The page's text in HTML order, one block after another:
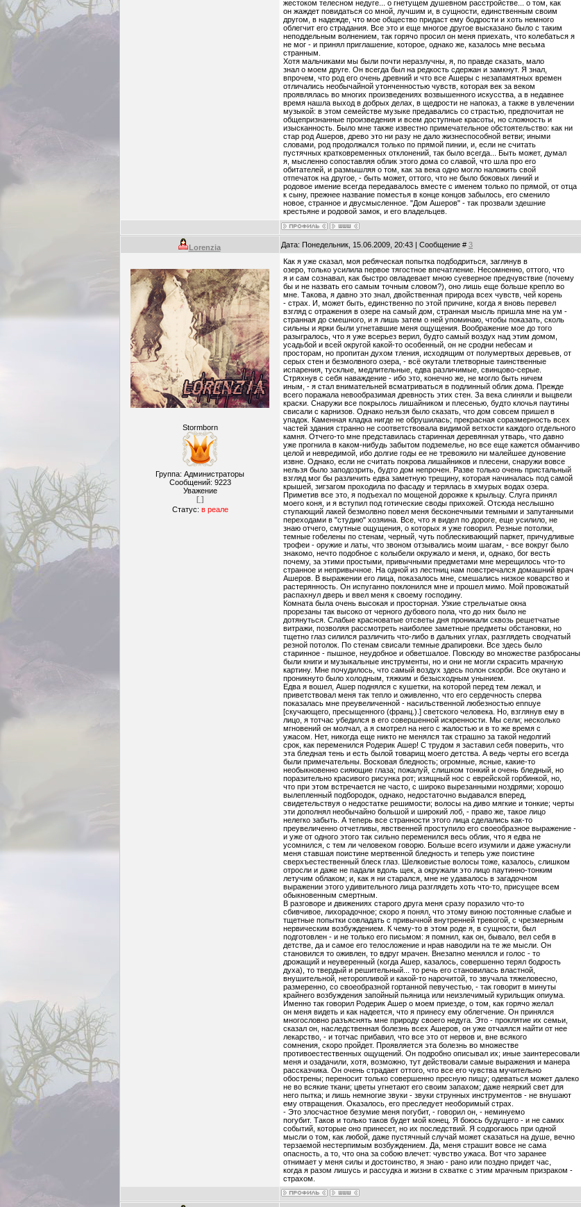
жестоком телесном недуге... о гнетущем душевном расстройстве... о том, как
он жаждет повидаться со мной, лучшим и, в сущности, единственным своим
другом, в надежде, что мое общество придаст ему бодрости и хоть немного
облегчит его страдания. Все это и еще многое другое высказано было с таким
неподдельным волнением, так горячо просил он меня приехать, что колебаться я
не мог - и принял приглашение, которое, однако же, казалось мне весьма
странным.
Хотя мальчиками мы были почти неразлучны, я, по правде сказать, мало
знал о моем друге. Он всегда был на редкость сдержан и замкнут. Я знал,
впрочем, что род его очень древний и что все Ашеры с незапамятных времен
отличались необычайной утонченностью чувств, которая век за веком
проявлялась во многих произведениях возвышенного искусства, а в недавнее
время нашла выход в добрых делах, в щедрости не напоказ, а также в увлечении
музыкой: в этом семействе музыке предавались со страстью, предпочитая не
общепризнанные произведения и всем доступные красоты, но сложность и
изысканность. Было мне также известно примечательное обстоятельство: как ни
стар род Ашеров, древо это ни разу не дало жизнеспособной ветви; иными
словами, род продолжался только по прямой пинии, и, если не считать
пустячных кратковременных отклонений, так было всегда... Быть может, думал
я, мысленно сопоставляя облик этого дома со славой, что шла про его
обитателей, и размышляя о том, как за века одно могло наложить свой
отпечаток на другое, - быть может, оттого, что не было боковых линий и
родовое имение всегда передавалось вместе с именем только по прямой, от отца
к сыну, прежнее название поместья в конце концов забылось, его сменило
новое, странное и двусмысленное. "Дом Ашеров" - так прозвали здешние
крестьяне и родовой замок, и его владельцев.
Lorenzia Дата: Понедельник, 15.06.2009, 20:43 | Сообщение # 3
Stormborn
Группа: Администраторы
Сообщений: 9223
Уважение
[ ]
Статус: в реале
Как я уже сказал, моя ребяческая попытка подбодриться, заглянув в
озеро, только усилила первое тягостное впечатление. Несомненно, оттого, что
я и сам сознавал, как быстро овладевает мною суеверное предчувствие (почему
бы и не назвать его самым точным словом?), оно лишь еще больше крепло во
мне. Такова, я давно это знал, двойственная природа всех чувств, чей корень
- страх. И, может быть, единственно по этой причине, когда я вновь перевел
взгляд с отражения в озере на самый дом, странная мысль пришла мне на ум -
странная до смешного, и я лишь затем о ней упоминаю, чтобы показать, сколь
сильны и ярки были угнетавшие меня ощущения. Воображение мое до того
разыгралось, что я уже всерьез верил, будто самый воздух над этим домом,
усадьбой и всей округой какой-то особенный, он не сродни небесам и
просторам, но пропитан духом тления, исходящим от полумертвых деревьев, от
серых стен и безмолвного озера, - всё окутали тлетворные таинственные
испарения, тусклые, медлительные, едва различимые, свинцово-серые.
Стряхнув с себя наваждение - ибо это, конечно же, не могло быть ничем
иным, - я стал внимательней всматриваться в подлинный облик дома. Прежде
всего поражала невообразимая древность этих стен. За века слиняли и выцвели
краски. Снаружи все покрылось лишайником и плесенью, будто клочья паутины
свисали с карнизов. Однако нельзя было сказать, что дом совсем пришел в
упадок. Каменная кладка нигде не обрушилась; прекрасная соразмерность всех
частей здания странно не соответствовала видимой ветхости каждого отдельного
камня. Отчего-то мне представилась старинная деревянная утварь, что давно
уже прогнила в каком-нибудь забытом подземелье, но все еще кажется обманчиво
целой и невредимой, ибо долгие годы ее не тревожило ни малейшее дуновение
извне. Однако, если не считать покрова лишайников и плесени, снаружи вовсе
нельзя было заподозрить, будто дом непрочен. Разве только очень пристальный
взгляд мог бы различить едва заметную трещину, которая начиналась под самой
крышей, зигзагом проходила по фасаду и терялась в хмурых водах озера.
Приметив все это, я подъехал по мощеной дорожке к крыльцу. Слуга принял
моего коня, и я вступил под готические своды прихожей. Отсюда неслышно
ступающий лакей безмолвно повел меня бесконечными темными и запутанными
переходами в "студию" хозяина. Все, что я видел по дороге, еще усилило, не
знаю отчего, смутные ощущения, о которых я уже говорил. Резные потолки,
темные гобелены по стенам, черный, чуть поблескивающий паркет, причудливые
трофеи - оружие и латы, что звоном отзывались моим шагам, - все вокруг было
знакомо, нечто подобное с колыбели окружало и меня, и, однако, бог весть
почему, за этими простыми, привычными предметами мне мерещилось что-то
странное и непривычное. На одной из лестниц нам повстречался домашний врач
Ашеров. В выражении его лица, показалось мне, смешались низкое коварство и
растерянность. Он испуганно поклонился мне и прошел мимо. Мой провожатый
распахнул дверь и ввел меня к своему господину.
Комната была очень высокая и просторная. Узкие стрельчатые окна
прорезаны так высоко от черного дубового пола, что до них было не
дотянуться. Слабые красноватые отсветы дня проникали сквозь решетчатые
витражи, позволяя рассмотреть наиболее заметные предметы обстановки, но
тщетно глаз силился различить что-либо в дальних углах, разглядеть сводчатый
резной потолок. По стенам свисали темные драпировки. Все здесь было
старинное - пышное, неудобное и обветшалое. Повсюду во множестве разбросаны
были книги и музыкальные инструменты, но и они не могли скрасить мрачную
картину. Мне почудилось, что самый воздух здесь полон скорби. Все окутано и
проникнуто было холодным, тяжким и безысходным унынием.
Едва я вошел, Ашер поднялся с кушетки, на которой перед тем лежал, и
приветствовал меня так тепло и оживленно, что его сердечность сперва
показалась мне преувеличенной - насильственной любезностью ennuye
[скучающего, пресыщенного (франц.).] светского человека. Но, взглянув ему в
лицо, я тотчас убедился в его совершенной искренности. Мы сели; несколько
мгновений он молчал, а я смотрел на него с жалостью и в то же время с
ужасом. Нет, никогда еще никто не менялся так страшно за такой недолгий
срок, как переменился Родерик Ашер! С трудом я заставил себя поверить, что
эта бледная тень и есть былой товарищ моего детства. А ведь черты его всегда
были примечательны. Восковая бледность; огромные, ясные, какие-то
необыкновенно сияющие глаза; пожалуй, слишком тонкий и очень бледный, но
поразительно красивого рисунка рот; изящный нос с еврейской горбинкой, но,
что при этом встречается не часто, с широко вырезанными ноздрями; хорошо
вылепленный подбородок, однако, недостаточно выдавался вперед,
свидетельствуя о недостатке решимости; волосы на диво мягкие и тонкие; черты
эти дополнял необычайно большой и широкий лоб, - право же, такое лицо
нелегко забыть. А теперь все странности этого лица сделались как-то
преувеличенно отчетливы, явственней проступило его своеобразное выражение -
и уже от одного этого так сильно переменился весь облик, что я едва не
усомнился, с тем ли человеком говорю. Больше всего изумили и даже ужаснули
меня ставшая поистине мертвенной бледность и теперь уже поистине
сверхъестественный блеск глаз. Шелковистые волосы тоже, казалось, слишком
отросли и даже не падали вдоль щек, а окружали это лицо паутинно-тонким
летучим облаком; и, как я ни старался, мне не удавалось в загадочном
выражении этого удивительного лица разглядеть хоть что-то, присущее всем
обыкновенным смертным.
В разговоре и движениях старого друга меня сразу поразило что-то
сбивчивое, лихорадочное; скоро я понял, что этому виною постоянные слабые и
тщетные попытки совладать с привычной внутренней тревогой, с чрезмерным
нервическим возбуждением. К чему-то в этом роде я, в сущности, был
подготовлен - и не только его письмом: я помнил, как он, бывало, вел себя в
детстве, да и самое его телосложение и нрав наводили на те же мысли. Он
становился то оживлен, то вдруг мрачен. Внезапно менялся и голос - то
дрожащий и неуверенный (когда Ашер, казалось, совершенно терял бодрость
духа), то твердый и решительный... то речь его становилась властной,
внушительной, неторопливой и какой-то нарочитой, то звучала тяжеловесно,
размеренно, со своеобразной гортанной певучестью, - так говорит в минуты
крайнего возбуждения запойный пьяница или неизлечимый курильщик опиума.
Именно так говорил Родерик Ашер о моем приезде, о том, как горячо желал
он меня видеть и как надеется, что я принесу ему облегчение. Он принялся
многословно разъяснять мне природу своего недуга. Это - проклятие их семьи,
сказал он, наследственная болезнь всех Ашеров, он уже отчаялся найти от нее
лекарство, - и тотчас прибавил, что все это от нервов и, вне всякого
сомнения, скоро пройдет. Проявляется эта болезнь во множестве
противоестественных ощущений. Он подробно описывал их; иные заинтересовали
меня и озадачили, хотя, возможно, тут действовали самые выражения и манера
рассказчика. Он очень страдает оттого, что все его чувства мучительно
обострены; переносит только совершенно пресную пищу; одеваться может далеко
не во всякие ткани; цветы угнетают его своим запахом; даже неяркий свет для
него пытка; и лишь немногие звуки - звуки струнных инструментов - не внушают
ему отвращения. Оказалось, его преследует необоримый страх.
- Это злосчастное безумие меня погубит, - говорил он, - неминуемо
погубит. Таков и только таков будет мой конец. Я боюсь будущего - и не самих
событий, которые оно принесет, но их последствий. Я содрогаюсь при одной
мысли о том, как любой, даже пустячный случай может сказаться на душе, вечно
терзаемой нестерпимым возбуждением. Да, меня страшит вовсе не сама
опасность, а то, что она за собою влечет: чувство ужаса. Вот что заранее
отнимает у меня силы и достоинство, я знаю - рано или поздно придет час,
когда я разом лишусь и рассудка и жизни в схватке с этим мрачным призраком -
страхом.